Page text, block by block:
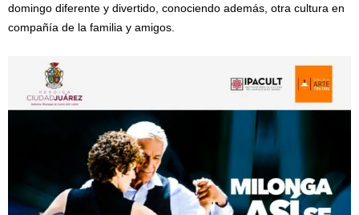
domingo diferente y divertido, conociendo además, otra cultura en
compañía de la familia y amigos.